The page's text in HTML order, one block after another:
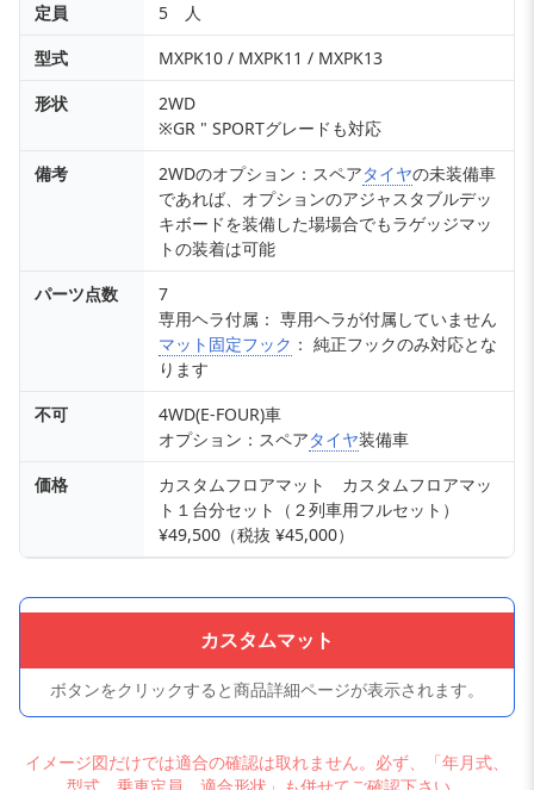
定員
5 人
型式
MXPK10 / MXPK11 / MXPK13
形状
2WD
※GR " SPORTグレードも対応
備考
2WDのオプション：スペアタイヤの未装備車
であれば、オプションのアジャスタブルデッ
キボードを装備した場場合でもラゲッジマッ
トの装着は可能
パーツ点数
7
専用ヘラ付属： 専用ヘラが付属していません
マット固定フック ： 純正フックのみ対応とな
ります
不可
4WD(E-FOUR)車
オプション：スペアタイヤ装備車
価格
カスタムフロアマット カスタムフロアマッ
ト１台分セット（２列車用フルセット）
¥49,500（税抜 ¥45,000）
カスタムマット
ボタンをクリックすると商品詳細ページが表示されます。
イメージ図だけでは適合の確認は取れません。必ず、「年月式、